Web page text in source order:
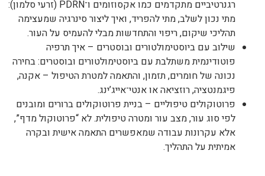
רגנרטיביים מתקדמים כמו אקסוזומים ו־PDRN (זרעי סלמון):
מתי נכון לשלב, מתי להפריד, ואיך ליצור סינרגיה שמעצימה
תהליכי שיקום, ריפוי והתחדשות מבלי להעמיס על העור.
שילוב עם ביוסטימולטורים ובוסטרים – איך תרפיה
פוטודינמית משתלבת עם ביוסטימולטורים ובוסטרים: בחירה
נכונה של חומרים, תזמון, והתאמה למטרת הטיפול – אקנה,
פיגמנטציה, רוזציאה או אנטי־אייג’ינג.
פרוטוקולים טיפוליים – בניית פרוטוקולים ברורים ומובנים
לפי סוג עור, מצב עור ומטרה טיפולית. לא “פרוטוקול מדף”,
אלא עקרונות עבודה שמאפשרים התאמה אישית ובקרה
אמיתית על התהליך.